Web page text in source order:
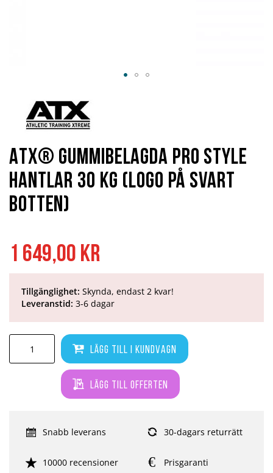
1 649,00 kr
Lägg till i kundvagn
Lägg till offerten
Tillgänglighet: Skynda, endast 2 kvar!
Leveranstid: 3-6 dagar
Snabb leverans 30-dagars returrätt
10000 recensioner Prisgaranti
ATX® Gummibelagda Pro Style
Hantlar 30 kg (Logo på svart
botten)
början
bildgalleriet